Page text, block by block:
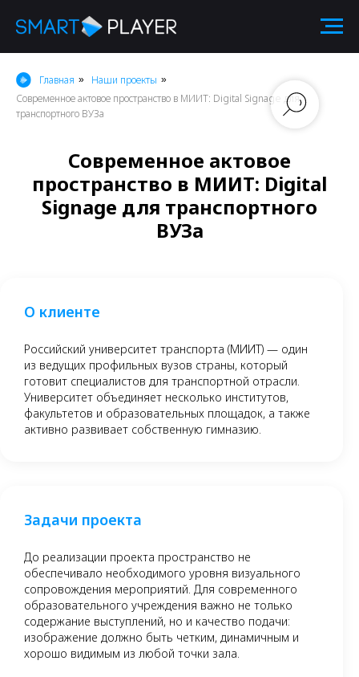
Главная » Наши проекты »
Современное актовое пространство в МИИТ: Digital Signage для
транспортного ВУЗа
Современное актовое
пространство в МИИТ: Digital
Signage для транспортного
ВУЗа
О клиенте
Российский университет транспорта (МИИТ) — один
из ведущих профильных вузов страны, который
готовит специалистов для транспортной отрасли.
Университет объединяет несколько институтов,
факультетов и образовательных площадок, а также
активно развивает собственную гимназию.
Задачи проекта
До реализации проекта пространство не
обеспечивало необходимого уровня визуального
сопровождения мероприятий. Для современного
образовательного учреждения важно не только
содержание выступлений, но и качество подачи:
изображение должно быть четким, динамичным и
хорошо видимым из любой точки зала.